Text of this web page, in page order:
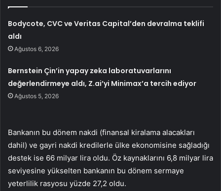
Bodycote, CVC ve Veritas Capital’den devralma teklifi
aldı
Ağustos 6, 2026
Bernstein Çin’in yapay zeka laboratuvarlarını
değerlendirmeye aldı, Z.ai’yi Minimax’a tercih ediyor
Ağustos 5, 2026
Bankanın bu dönem nakdi (finansal kiralama alacakları
dahil) ve gayri nakdi kredilerle ülke ekonomisine sağladığı
destek ise 66 milyar lira oldu. Öz kaynaklarını 6,8 milyar lira
seviyesine yükselten bankanın bu dönem sermaye
yeterlilik rasyosu yüzde 27,2 oldu.